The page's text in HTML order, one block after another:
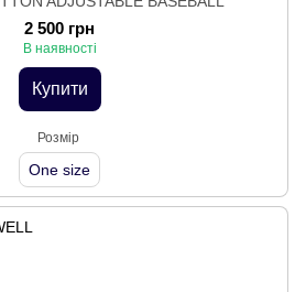
2 500 грн
В наявності
Купити
Розмір
One size